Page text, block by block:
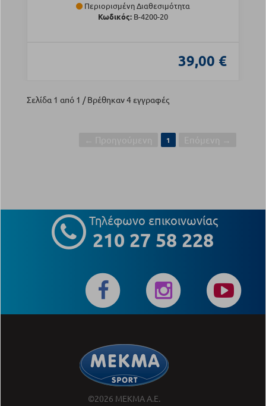
Περιορισμένη Διαθεσιμότητα
Κωδικός: Β-4200-20
39,00 €
Σελίδα 1 από 1 / Βρέθηκαν 4 εγγραφές
1
Τηλέφωνο επικοινωνίας
210 27 58 228
©2026 ΜΕΚΜΑ Α.Ε.